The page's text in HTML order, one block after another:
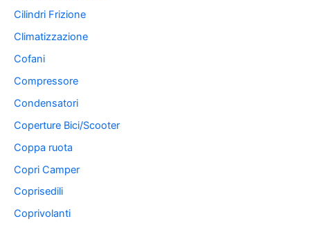
Cilindri Frizione
Climatizzazione
Cofani
Compressore
Condensatori
Coperture Bici/Scooter
Coppa ruota
Copri Camper
Coprisedili
Coprivolanti